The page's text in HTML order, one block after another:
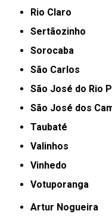
Rio Claro
Sertãozinho
Sorocaba
São Carlos
São José do Rio
São José dos
Taubaté
Valinhos
Vinhedo
Votuporanga
Artur Nogueira